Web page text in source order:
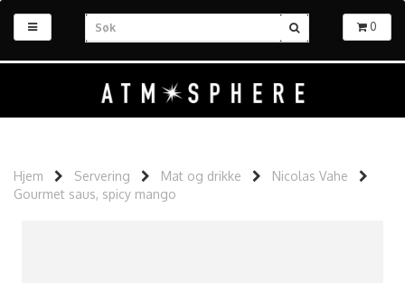
0
Hjem Servering Mat og drikke
Nicolas Vahe
Gourmet saus, spicy mango